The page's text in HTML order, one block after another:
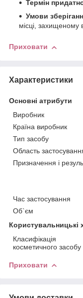
Термін
Умови
місці, захищеному
Приховати
Характеристики
Основні атрибути
Виробник
Країна виробник
Тип засобу
Область
Призначення і
Час застосування
Об`єм
Користувальницькі
Класифікація
косметичного засобу
Приховати